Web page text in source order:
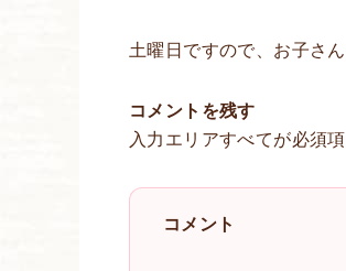
土曜日ですので、お子さ
コメントを残す
入力エリアすべてが必須
コメント